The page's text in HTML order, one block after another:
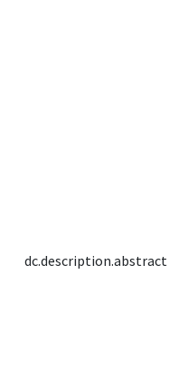
dc.description.abstract